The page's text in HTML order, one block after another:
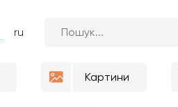
ru
Картини